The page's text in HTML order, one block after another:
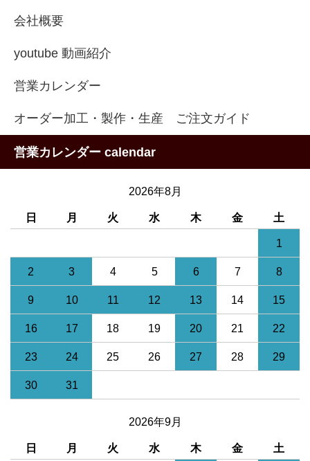
会社概要
youtube 動画紹介
営業カレンダー
オーダー加工・製作・生産 ご注文ガイド
営業カレンダー calendar
2026年8月
日 月 火 水 木 金 土
1
2 3 4 5 6 7 8
9 10 11 12 13 14 15
16 17 18 19 20 21 22
23 24 25 26 27 28 29
30 31
2026年9月
日 月 火 水 木 金 土